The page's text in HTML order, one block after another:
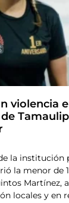
violencia
la institución
la menor de
Martínez,
locales y en